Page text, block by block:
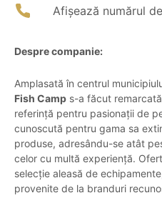
Afișează numărul
Despre companie:
Amplasată în centrul
Fish Camp s-a făcut
referință pentru pasionații de
cunoscută pentru gama sa
produse, adresându-se atât
celor cu multă experiență.
selecție aleasă de
provenite de la branduri